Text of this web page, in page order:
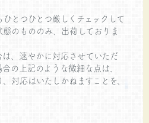
とつひとつ厳しくチェックして
のもののみ、出荷しておりま
、速やかに対応させていただ
の上記のような微細な点は、
対応はいたしかねますことを、